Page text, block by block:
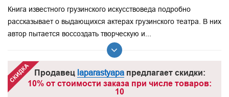
Книга известного грузинского искусствоведа подробно
рассказывает о выдающихся актерах грузинского театра. В них
автор пытается воссоздать творческую и...
Продавец laparastyapaпредлагает скидки:
10% от стоимости заказа при числе товаров:
10